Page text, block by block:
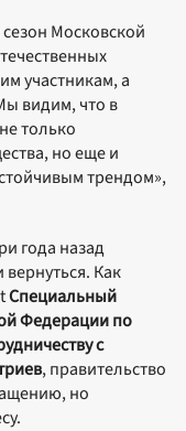
Московской
участникам, а
видим, что в
только
но еще и
трендом»,
года назад
Как
Специальный
Федерации по
с
, правительство
но